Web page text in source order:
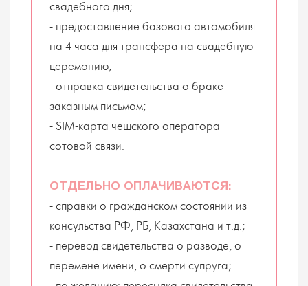
свадебного дня;
- предоставление базового автомобиля
на 4 часа для трансфера на свадебную
церемонию;
- отправка свидетельства о браке
заказным письмом;
- SIM-карта чешского оператора
сотовой связи.
ОТДЕЛЬНО ОПЛАЧИВАЮТСЯ:
- справки о гражданском состоянии из
консульства РФ, РБ, Казахстана и т.д.;
- перевод свидетельства о разводе, о
перемене имени, о смерти супруга;